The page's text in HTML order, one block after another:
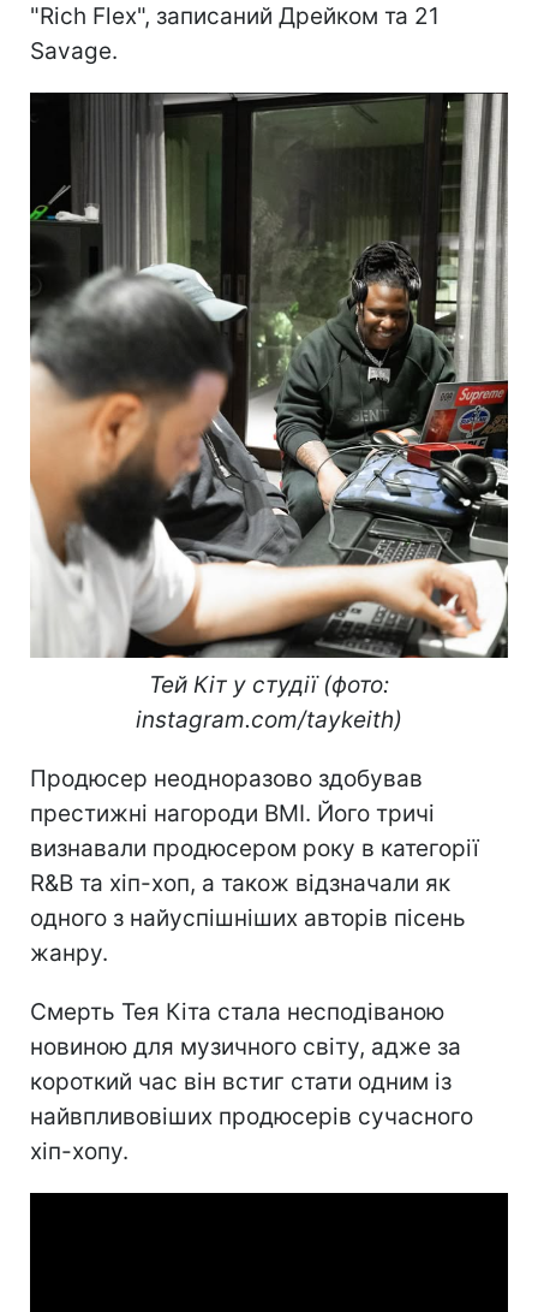
"Rich Flex", записаний Дрейком та 21
Savage.
Тей Кіт у студії (фото:
instagram.com/taykeith)
Продюсер неодноразово здобував
престижні нагороди BMI. Його тричі
визнавали продюсером року в категорії
R&B та хіп-хоп, а також відзначали як
одного з найуспішніших авторів пісень
жанру.
Смерть Тея Кіта стала несподіваною
новиною для музичного світу, адже за
короткий час він встиг стати одним із
найвпливовіших продюсерів сучасного
хіп-хопу.